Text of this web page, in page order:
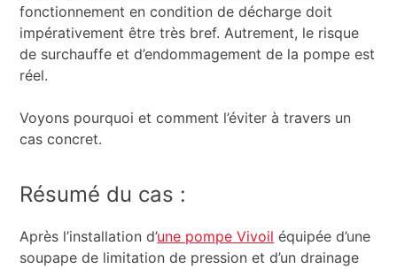
fonctionnement en condition de décharge doit
impérativement être très bref. Autrement, le risque
de surchauffe et d’endommagement de la pompe est
réel.
Voyons pourquoi et comment l’éviter à travers un
cas concret.
Résumé du cas :
Après l’installation d’une pompe Vivoil équipée d’une
soupape de limitation de pression et d’un drainage